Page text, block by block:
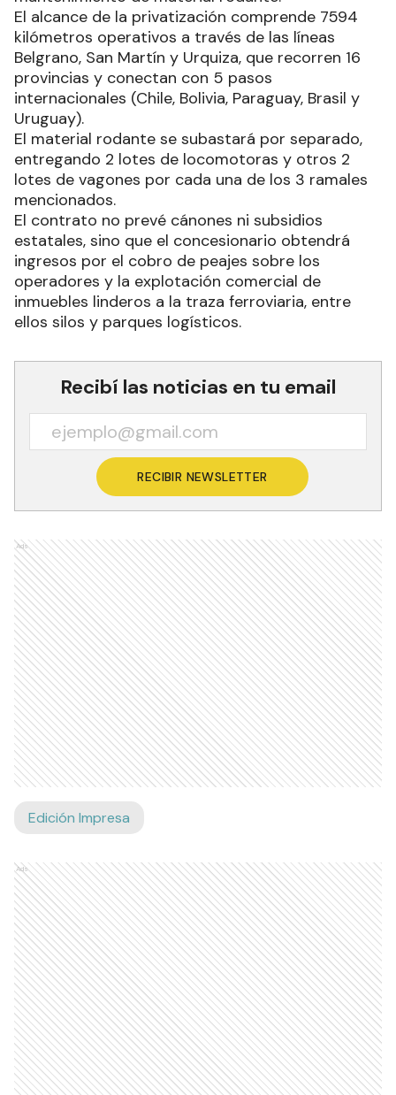
El alcance de la privatización comprende 7594
kilómetros operativos a través de las líneas
Belgrano, San Martín y Urquiza, que recorren 16
provincias y conectan con 5 pasos
internacionales (Chile, Bolivia, Paraguay, Brasil y
Uruguay).
El material rodante se subastará por separado,
entregando 2 lotes de locomotoras y otros 2
lotes de vagones por cada una de los 3 ramales
mencionados.
El contrato no prevé cánones ni subsidios
estatales, sino que el concesionario obtendrá
ingresos por el cobro de peajes sobre los
operadores y la explotación comercial de
inmuebles linderos a la traza ferroviaria, entre
ellos silos y parques logísticos.
Recibí las noticias en tu email
RECIBIR NEWSLETTER
Ads
Edición Impresa
Ads